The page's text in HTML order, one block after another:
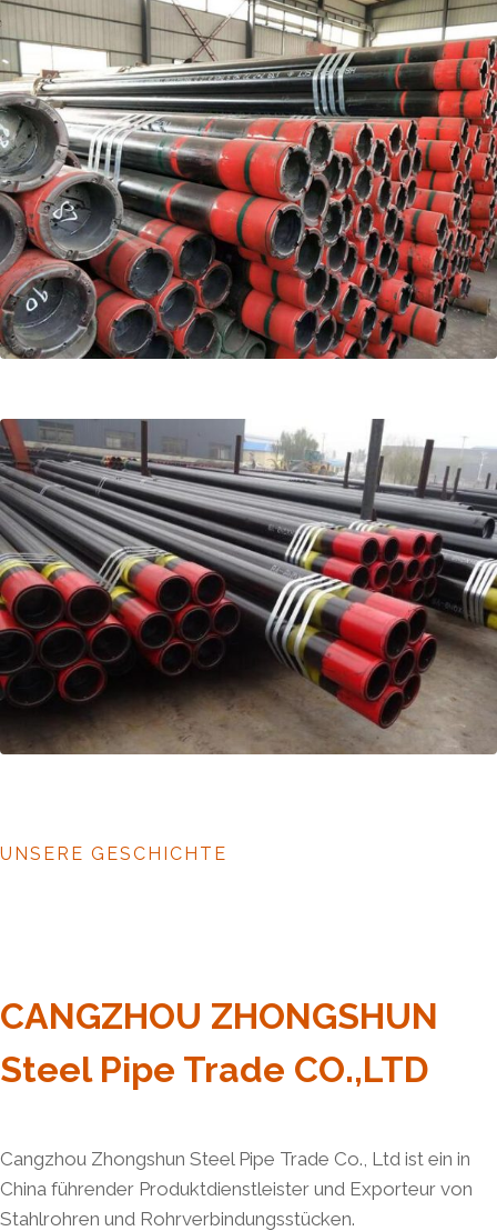
UNSERE GESCHICHTE
CANGZHOU ZHONGSHUN
Steel Pipe Trade CO.,LTD
Cangzhou Zhongshun Steel Pipe Trade Co., Ltd ist ein in
China führender Produktdienstleister und Exporteur von
Stahlrohren und Rohrverbindungsstücken.